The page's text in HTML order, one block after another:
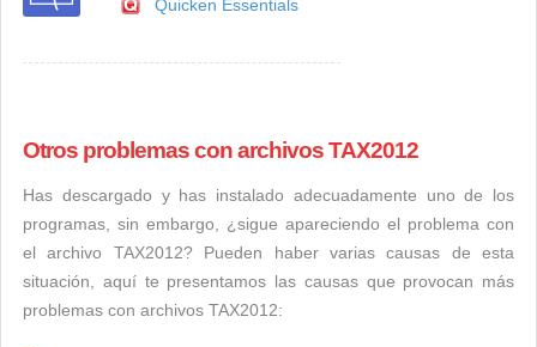
Quicken Essentials
Otros problemas con archivos TAX2012
Has descargado y has instalado adecuadamente uno de los
programas, sin embargo, ¿sigue apareciendo el problema con
el archivo TAX2012? Pueden haber varias causas de esta
situación, aquí te presentamos las causas que provocan más
problemas con archivos TAX2012: